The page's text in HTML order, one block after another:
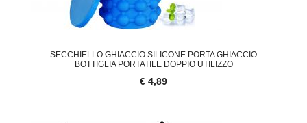
SECCHIELLO GHIACCIO SILICONE PORTA GHIACCIO
BOTTIGLIA PORTATILE DOPPIO UTILIZZO
€ 4,89